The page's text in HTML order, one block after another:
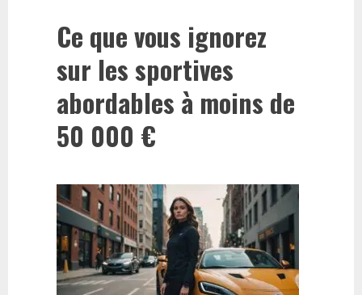
Ce que vous ignorez
sur les sportives
abordables à moins de
50 000 €